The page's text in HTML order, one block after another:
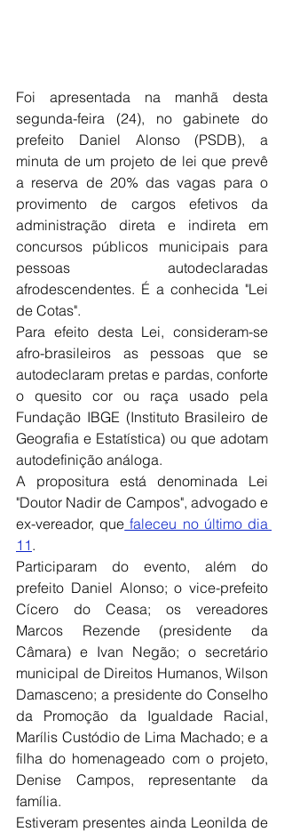
Foi apresentada na manhã desta
segunda-feira (24), no gabinete do
prefeito Daniel Alonso (PSDB), a
minuta de um projeto de lei que prevê
a reserva de 20% das vagas para o
provimento de cargos efetivos da
administração direta e indireta em
concursos públicos municipais para
pessoas autodeclaradas
afrodescendentes. É a conhecida "Lei
de Cotas".
Para efeito desta Lei, consideram-se
afro-brasileiros as pessoas que se
autodeclaram pretas e pardas, conforte
o quesito cor ou raça usado pela
Fundação IBGE (Instituto Brasileiro de
Geografia e Estatística) ou que adotam
autodefinição análoga.
A propositura está denominada Lei
"Doutor Nadir de Campos", advogado e
ex-vereador, que faleceu no último dia
11 .
Participaram do evento, além do
prefeito Daniel Alonso; o vice-prefeito
Cícero do Ceasa; os vereadores
Marcos Rezende (presidente da
Câmara) e Ivan Negão; o secretário
municipal de Direitos Humanos, Wilson
Damasceno; a presidente do Conselho
da Promoção da Igualdade Racial,
Marílis Custódio de Lima Machado; e a
filha do homenageado com o projeto,
Denise Campos, representante da
família.
Estiveram presentes ainda Leonilda de